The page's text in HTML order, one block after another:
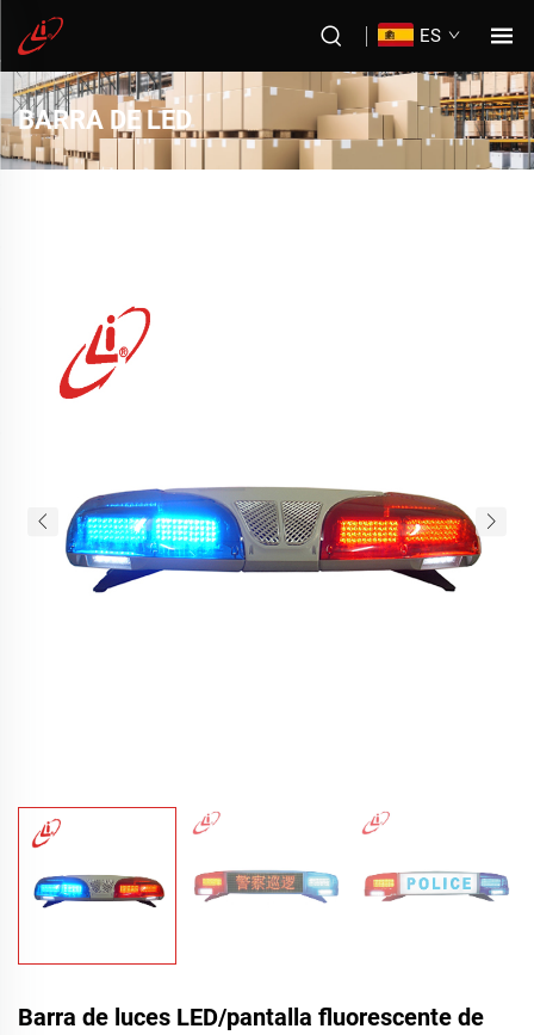
ES
BARRA DE LED
Barra de luces LED/pantalla fluorescente de